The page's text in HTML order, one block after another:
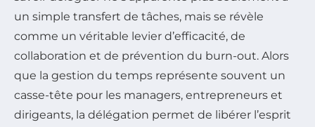
un simple transfert de tâches, mais se révèle
comme un véritable levier d’efficacité, de
collaboration et de prévention du burn-out. Alors
que la gestion du temps représente souvent un
casse-tête pour les managers, entrepreneurs et
dirigeants, la délégation permet de libérer l’esprit